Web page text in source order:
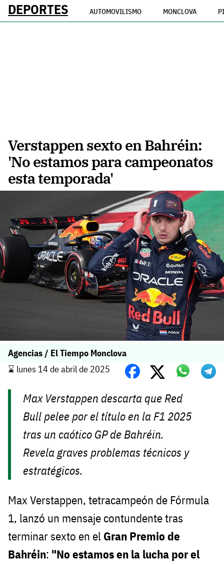
DEPORTES AUTOMOVILISMO MONCLOVA
Verstappen sexto en Bahréin:
'No estamos para campeonatos
esta temporada'
Agencias / El Tiempo Monclova
⌛️ lunes 14 de abril de 2025
Max Verstappen descarta que Red
Bull pelee por el título en la F1 2025
tras un caótico GP de Bahréin.
Revela graves problemas técnicos y
estratégicos.
Max Verstappen, tetracampeón de Fórmula
1, lanzó un mensaje contundente tras
terminar sexto en el Gran Premio de
Bahréin: "No estamos en la lucha por el